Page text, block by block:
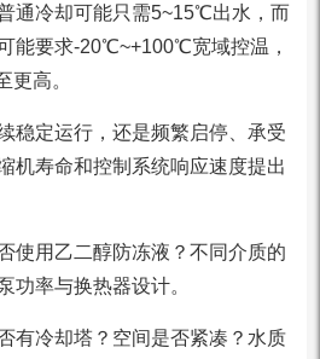
通冷却可能只需5~15℃出水，而
能要求-20℃~+100℃宽域控温，
更高。
稳定运行，还是频繁启停、承受
机寿命和控制系统响应速度提出
使用乙二醇防冻液？不同介质的
功率与换热器设计。
有冷却塔？空间是否紧凑？水质